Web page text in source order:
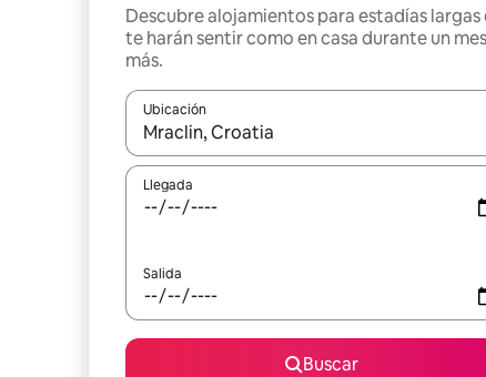
Descubre alojamientos para estadías largas
te harán sentir como en casa durante un
más.
Ubicación
Cuando los resultados estén disponibles,
Llegada
Salida
Buscar